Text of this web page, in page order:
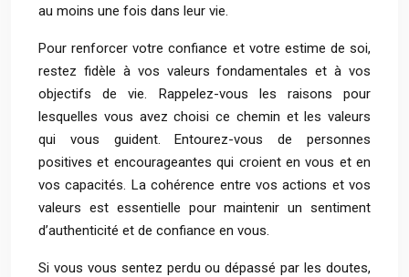
au moins une fois dans leur vie.
Pour renforcer votre confiance et votre estime de soi,
restez fidèle à vos valeurs fondamentales et à vos
objectifs de vie. Rappelez-vous les raisons pour
lesquelles vous avez choisi ce chemin et les valeurs
qui vous guident. Entourez-vous de personnes
positives et encourageantes qui croient en vous et en
vos capacités. La cohérence entre vos actions et vos
valeurs est essentielle pour maintenir un sentiment
d’authenticité et de confiance en vous.
Si vous vous sentez perdu ou dépassé par les doutes,